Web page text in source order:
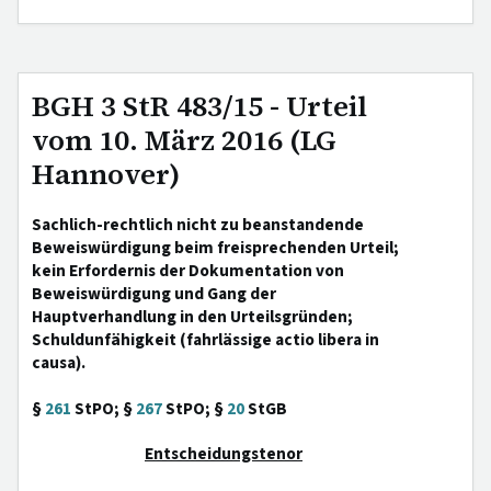
BGH 3 StR 483/15 - Urteil
vom 10. März 2016 (LG
Hannover)
Sachlich-rechtlich nicht zu beanstandende
Beweiswürdigung beim freisprechenden Urteil;
kein Erfordernis der Dokumentation von
Beweiswürdigung und Gang der
Hauptverhandlung in den Urteilsgründen;
Schuldunfähigkeit (fahrlässige actio libera in
causa).
§261StPO; §267StPO; §20StGB
Entscheidungstenor